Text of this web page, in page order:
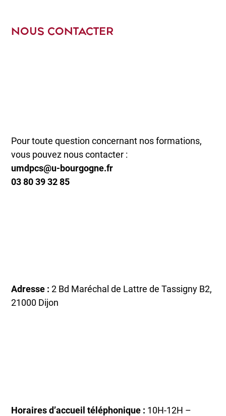
NOUS CONTACTER
Pour toute question concernant nos formations,
vous pouvez nous contacter :
umdpcs@u-bourgogne.fr
03 80 39 32 85
Adresse : 2 Bd Maréchal de Lattre de Tassigny B2,
21000 Dijon
Horaires d’accueil téléphonique : 10H-12H –